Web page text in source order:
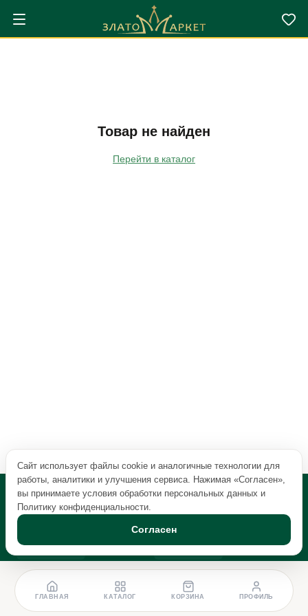
Товар не найден
Перейти в каталог
ГЛАВНАЯ КАТАЛОГ КОРЗИНА ПРОФИЛЬ
Сайт использует файлы cookie и аналогичные технологии для
работы, аналитики и улучшения сервиса. Нажимая «Согласен»,
вы принимаете условия обработки персональных данных и
Политику конфиденциальности.
Согласен